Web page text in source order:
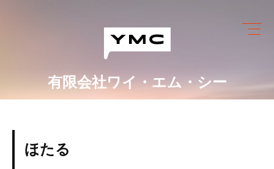
有限会社ワイ・エム・シー
ワイ・エム・シーにできること
会社情報
ほたる